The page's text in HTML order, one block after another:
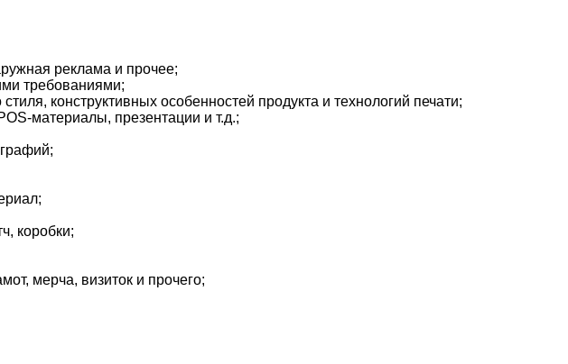
реклама и прочее;
требованиями;
конструктивных особенностей продукта и технологий печати;
материалы, презентации и т.д.;
коробки;
мерча, визиток и прочего;